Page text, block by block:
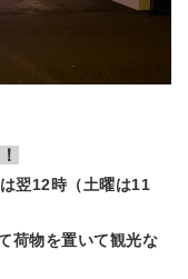
翌12時（土曜は11
荷物を置いて観光な